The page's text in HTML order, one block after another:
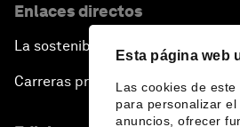
Esta página web
Las cookies de
para personalizar
anuncios, ofrecer
Enlaces directos
La sostenibilidad en el Foro
Carreras profesionales